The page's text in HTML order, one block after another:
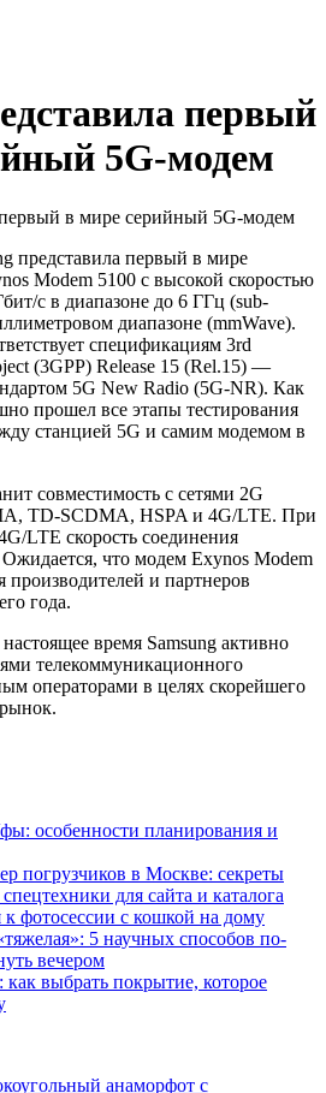
первый
5G-модем
представила первый в мире
Modem 5100 с высокой скоростью
с в диапазоне до 6 ГГц (sub-
диапазоне (mmWave).
спецификациям 3rd
(3GPP) Release 15 (Rel.15) —
5G New Radio (5G-NR). Как
прошел все этапы тестирования
станцией 5G и самим модемом в
совместимость с сетями 2G
TD-SCDMA, HSPA и 4G/LTE. При
LTE скорость соединения
что модем Exynos Modem
производителей и партнеров
года.
время Samsung активно
телекоммуникационного
операторами в целях скорейшего
особенности планирования и
погрузчиков в Москве: секреты
для сайта и каталога
к фотосессии с кошкой на дому
5 научных способов по-
вечером
как выбрать покрытие, которое
анаморфот с